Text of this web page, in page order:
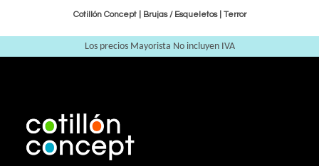
Cotillón Concept | Brujas / Esqueletos| Terror
Los precios Mayorista No incluyen IVA